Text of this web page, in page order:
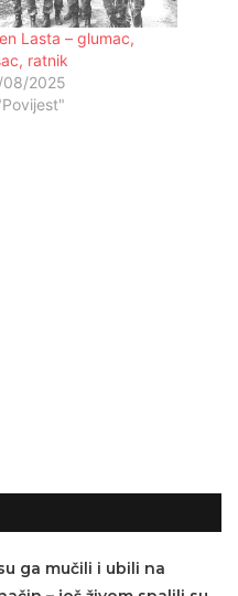
Lasta – glumac,
ratnik
08/2025
ga mučili i ubili na